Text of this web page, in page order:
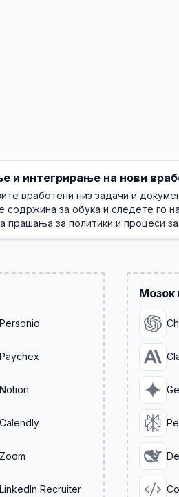
и интегрирање на нови
вработени низ задачи и
содржина за обука и следете го
прашања за политики и процеси
Personio
Paychex
Notion
Calendly
Zoom
LinkedIn Recruiter
Мозок